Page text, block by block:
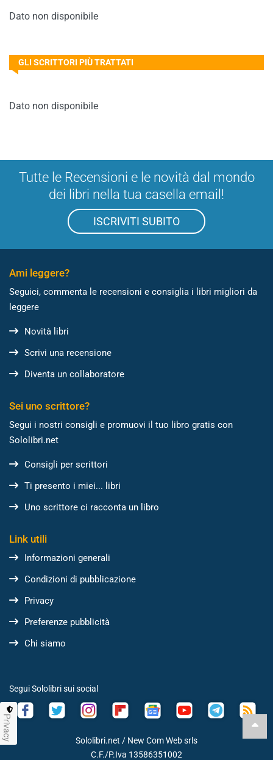
Dato non disponibile
GLI SCRITTORI PIÙ TRATTATI
Dato non disponibile
Tutte le Recensioni e le novità dal mondo
dei libri nella tua casella email!
ISCRIVITI SUBITO
Ami leggere?
Seguici, commenta le recensioni e consiglia i libri migliori da
leggere
Novità libri
Scrivi una recensione
Diventa un collaboratore
Sei uno scrittore?
Segui i nostri consigli e promuovi il tuo libro gratis con
Sololibri.net
Consigli per scrittori
Ti presento i miei... libri
Uno scrittore ci racconta un libro
Link utili
Informazioni generali
Condizioni di pubblicazione
Privacy
Preferenze pubblicità
Chi siamo
Segui Sololibri sui social
Sololibri.net / New Com Web srls
C.F./P.Iva 13586351002
Privacy